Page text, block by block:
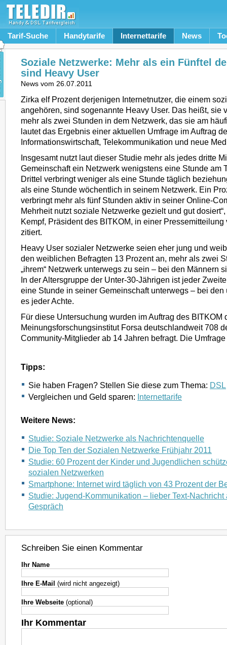
Tarif-Suche Handytarife Internettarife News
Soziale Netzwerke: Mehr als ein Fünftel
sind Heavy User
News vom 26.07.2011
Zirka elf Prozent derjenigen Internetnutzer, die einem
angehören, sind sogenannte Heavy User. Das heißt, sie
mehr als zwei Stunden in dem Netzwerk, das sie am
lautet das Ergebnis einer aktuellen Umfrage im Auftrag
Informationswirtschaft, Telekommunikation und neue
Insgesamt nutzt laut dieser Studie mehr als jedes dritte
Gemeinschaft ein Netzwerk wenigstens eine Stunde am
Drittel verbringt weniger als eine Stunde täglich
als eine Stunde wöchentlich in seinem Netzwerk. Ein
verbringt mehr als fünf Stunden aktiv in seiner Online-
Mehrheit nutzt soziale Netzwerke gezielt und gut
Kempf, Präsident des BITKOM, in einer Pressemitteilung
zitiert.
Heavy User sozialer Netzwerke seien eher jung und
den weiblichen Befragten 13 Prozent an, mehr als zwei
„ihrem“ Netzwerk unterwegs zu sein – bei den Männern
In der Altersgruppe der Unter-30-Jährigen ist jeder
eine Stunde in seiner Gemeinschaft unterwegs – bei den
es jeder Achte.
Für diese Untersuchung wurden im Auftrag des BITKOM
Meinungsforschungsinstitut Forsa deutschlandweit 708
Community-Mitglieder ab 14 Jahren befragt. Die
Tipps:
Sie haben Fragen? Stellen Sie diese zum Thema: DSL
Vergleichen und Geld sparen: Internettarife
Weitere News:
Studie: Soziale Netzwerke als Nachrichtenquelle
Die Top Ten der Sozialen Netzwerke Frühjahr 2011
Studie: 60 Prozent der Kinder und Jugendlichen
sozialen Netzwerken
Smartphone: Internet wird täglich von 43 Prozent der
Studie: Jugend-Kommunikation – lieber Text-
Gespräch
Schreiben Sie einen Kommentar
Ihr Name
Ihre E-Mail (wird nicht angezeigt)
Ihre Webseite (optional)
Ihr Kommentar